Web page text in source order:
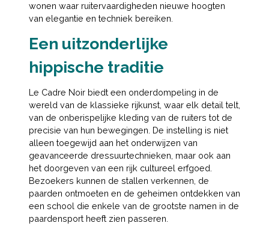
wonen waar ruitervaardigheden nieuwe hoogten
van elegantie en techniek bereiken.
Een uitzonderlijke
hippische traditie
Le Cadre Noir biedt een onderdompeling in de
wereld van de klassieke rijkunst, waar elk detail telt,
van de onberispelijke kleding van de ruiters tot de
precisie van hun bewegingen. De instelling is niet
alleen toegewijd aan het onderwijzen van
geavanceerde dressuurtechnieken, maar ook aan
het doorgeven van een rijk cultureel erfgoed.
Bezoekers kunnen de stallen verkennen, de
paarden ontmoeten en de geheimen ontdekken van
een school die enkele van de grootste namen in de
paardensport heeft zien passeren.